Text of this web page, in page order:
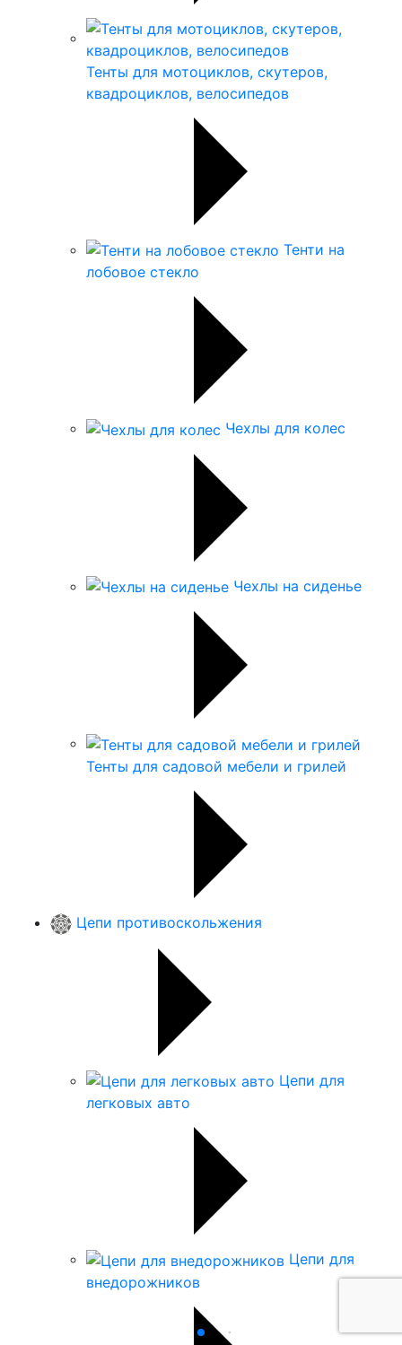
Тенты для мотоциклов, скутеров,
квадроциклов, велосипедов
Тенти на
лобовое стекло
Чехлы для колес
Чехлы на сиденье
Тенты для садовой мебели и грилей
Цепи противоскольжения
Цепи для
легковых авто
Цепи для
внедорожников